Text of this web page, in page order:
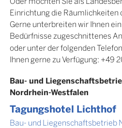
Frühstücksflocken,
Marmelade sowie einer
Aufschnitt, Brötchen und
Einrichtung die Räumlichkeiten
Gerne unterbreiten wir Ihnen
Bedürfnisse zugeschnittenes
oder unter der folgenden
Ihnen gerne zu Verfügung: +49
Bau- und
Nordrhein-Westfalen
Tagungshotel Lichthof
Bau- und Liegenschaftsbetrieb